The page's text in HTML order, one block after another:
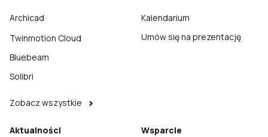
Archicad
Twinmotion Cloud
Bluebeam
Solibri
Zobacz wszystkie
Kalendarium
Umów się na prezentację
Aktualności Wsparcie